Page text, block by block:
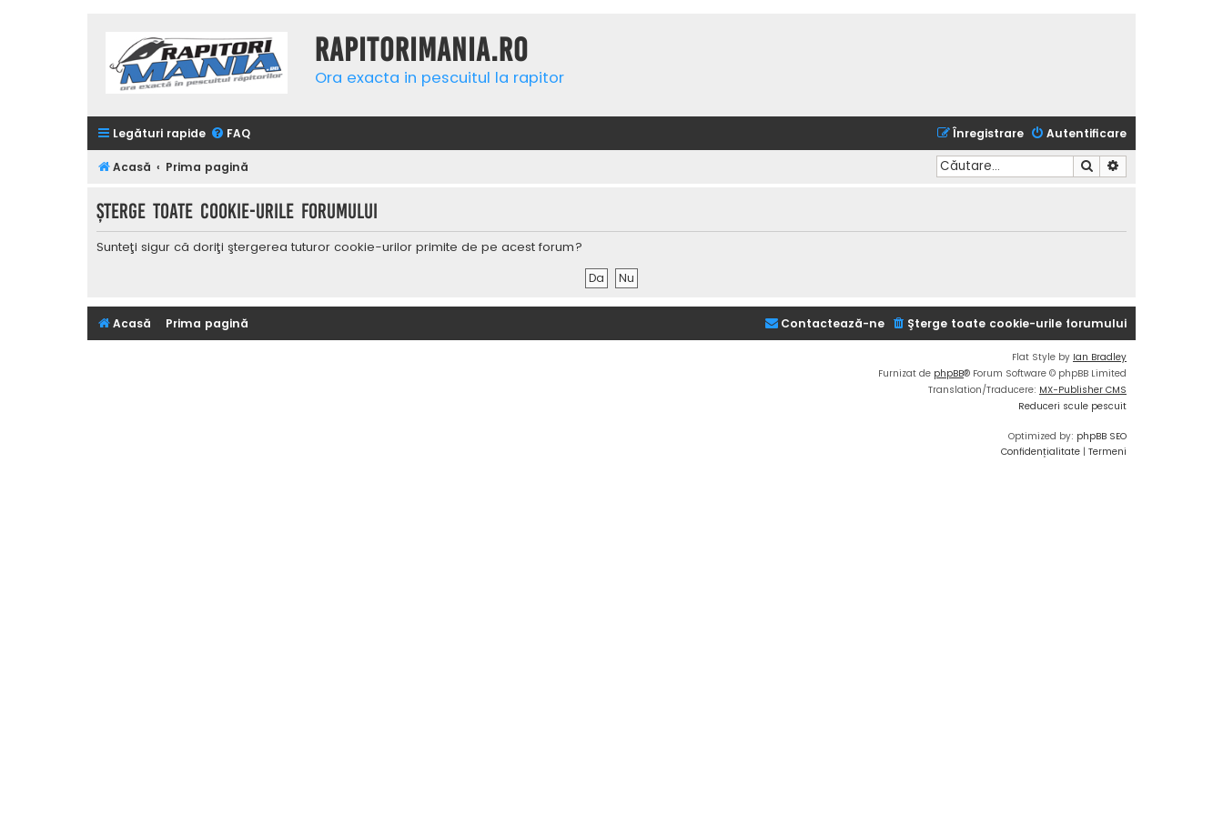
Rapitorimania.ro
Ora exacta in pescuitul la rapitor
Legături rapide FAQ Autentificare
Înregistrare
Acasă Prima pagină Căutare
Şterge toate cookie-urile forumului
Sunteţi sigur că doriţi ştergerea tuturor cookie-urilor primite de pe acest forum?
Acasă Prima pagină Şterge toate cookie-urile forumului
Contactează-ne
Flat Style by Ian Bradley
Furnizat de phpBB® Forum Software © phpBB Limited
Translation/Traducere: MX-Publisher CMS
Reduceri scule pescuit
Optimized by: phpBB SEO
Confidențialitate | Termeni